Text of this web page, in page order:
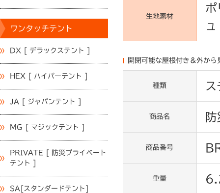
ワンタッチテント
DX [ デラックステント ]
HEX [ ハイパーテント ]
JA [ ジャパンテント ]
MG [ マジックテント ]
PRIVATE [ 防災プライベート
テント ]
SA[スタンダードテント]
生地素材
ュ
開閉可能な屋根付き＆外か
種類 ス
商品名 防
商品番号
重量